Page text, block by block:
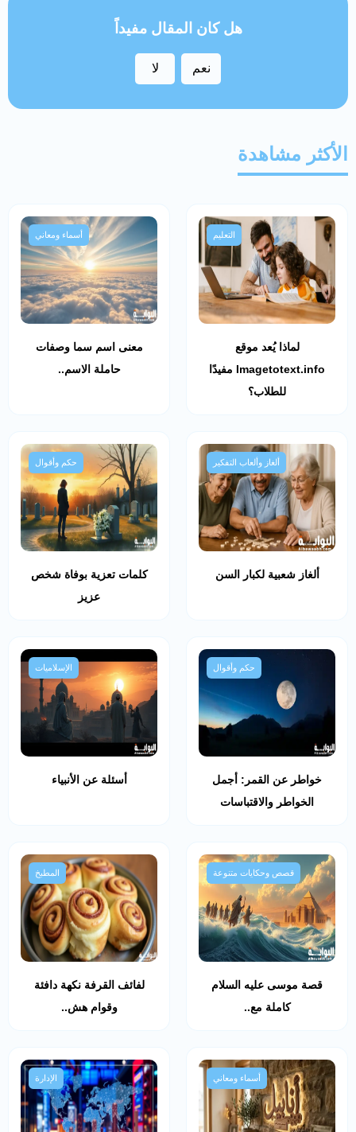
هل كان المقال مفيداً
نعم لا
الأكثر مشاهدة
التعليم
لماذا يُعد موقع
Imagetotext.info مفيدًا
للطلاب؟
أسماء ومعاني
معنى اسم سما وصفات
حاملة الاسم..
ألغاز وألعاب التفكير
ألغاز شعبية لكبار السن
حكم وأقوال
كلمات تعزية بوفاة شخص
عزيز
حكم وأقوال
خواطر عن القمر: أجمل
الخواطر والاقتباسات
الإسلاميات
أسئلة عن الأنبياء
قصص وحكايات متنوعة
قصة موسى عليه السلام
كاملة مع..
المطبخ
لفائف القرفة نكهة دافئة
وقوام هش..
أسماء ومعاني الإدارة